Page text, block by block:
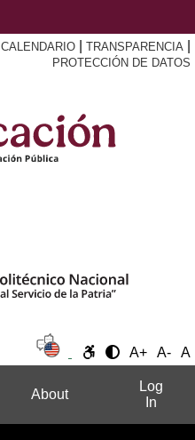
CALENDARIO TRANSPARENCIA
PROTECCIÓN DE DATOS
A+ A- A
About
Log
In